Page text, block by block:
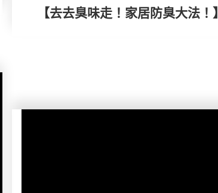
【去去臭味走！家居防臭大法！】